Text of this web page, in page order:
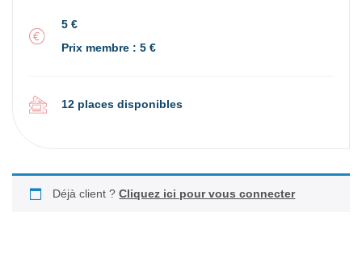
5 €
Prix membre : 5 €
12 places disponibles
Déjà client ?Cliquez ici pour vous connecter